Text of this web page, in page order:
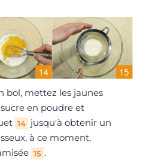
bol, mettez les jaunes
en poudre et
14 jusqu'à obtenir un
à ce moment,
15 .